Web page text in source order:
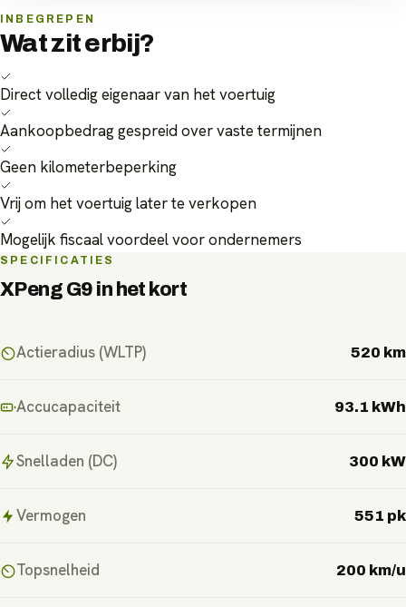
INBEGREPEN
Wat zit erbij?
Direct volledig eigenaar van het voertuig
Aankoopbedrag gespreid over vaste termijnen
Geen kilometerbeperking
Vrij om het voertuig later te verkopen
Mogelijk fiscaal voordeel voor ondernemers
SPECIFICATIES
XPeng G9 in het kort
Actieradius (WLTP) 520 km
Accucapaciteit 93.1 kWh
Snelladen (DC) 300 kW
Vermogen 551 pk
Topsnelheid 200 km/u